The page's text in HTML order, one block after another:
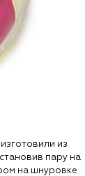
из
пару на
на шнуровке